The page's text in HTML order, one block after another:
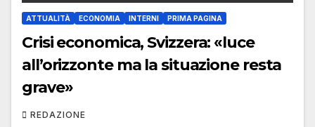
ATTUALITÀ ECONOMIA INTERNI PRIMA PAGINA
Crisi economica, Svizzera: «luce
all’orizzonte ma la situazione resta
grave»
REDAZIONE